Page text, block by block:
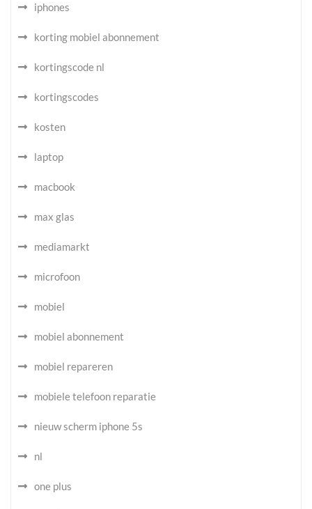
iphones
korting mobiel abonnement
kortingscode nl
kortingscodes
kosten
laptop
macbook
max glas
mediamarkt
microfoon
mobiel
mobiel abonnement
mobiel repareren
mobiele telefoon reparatie
nieuw scherm iphone 5s
nl
one plus